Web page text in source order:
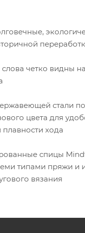
четко видны
стали
цвета для
хода
спицы
типами пряжи и
вязания